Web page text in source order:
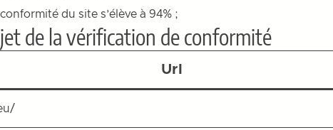
du site s’élève à 94% ;
de la vérification de conformité
Url